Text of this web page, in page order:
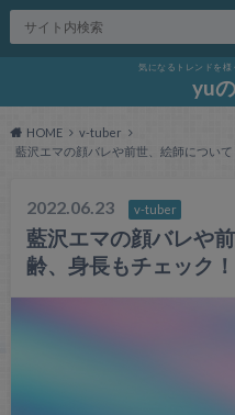
気になるトレンドを
yu
HOME
v-tuber
藍沢エマの顔バレや前世、絵師につい
2022.06.23 v-tuber
藍沢エマの顔バレや
齢、身長もチェック！